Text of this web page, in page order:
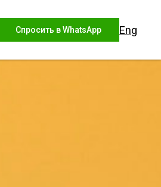
Спросить в WhatsApp Eng